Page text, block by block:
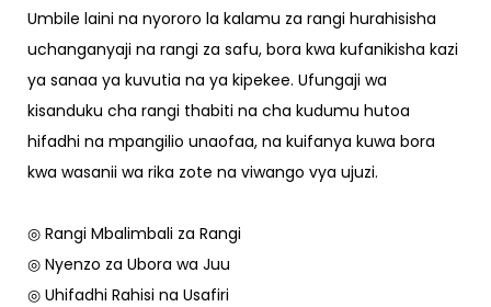
Umbile laini na nyororo la kalamu za rangi hurahisisha
uchanganyaji na rangi za safu, bora kwa kufanikisha kazi
ya sanaa ya kuvutia na ya kipekee. Ufungaji wa
kisanduku cha rangi thabiti na cha kudumu hutoa
hifadhi na mpangilio unaofaa, na kuifanya kuwa bora
kwa wasanii wa rika zote na viwango vya ujuzi.
◎ Rangi Mbalimbali za Rangi
◎ Nyenzo za Ubora wa Juu
◎ Uhifadhi Rahisi na Usafiri